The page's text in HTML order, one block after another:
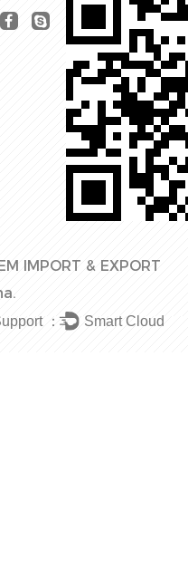
IMPORT & EXPORT
： Smart Cloud